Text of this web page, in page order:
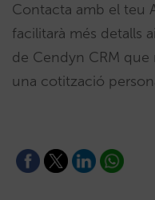
Contacta amb el teu
facilitarà més detalls
de Cendyn CRM
una cotització